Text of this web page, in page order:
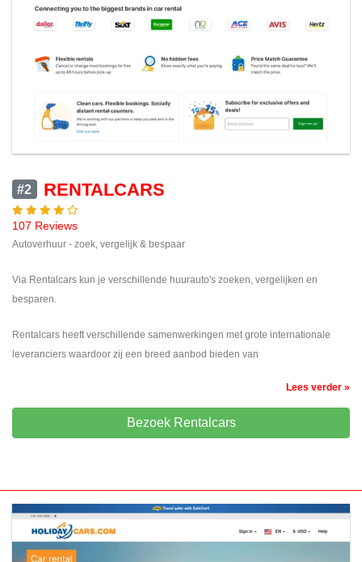
#2 RENTALCARS
107 Reviews
Autoverhuur - zoek, vergelijk & bespaar
Via Rentalcars kun je verschillende huurauto's zoeken, vergelijken en
besparen.
Rentalcars heeft verschillende samenwerkingen met grote internationale
leveranciers waardoor zij een breed aanbod bieden van
Lees verder »
Bezoek Rentalcars